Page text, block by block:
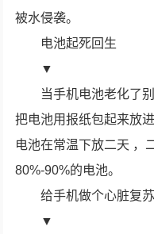
被水侵袭。
电池起死回生
▼
当手机电池老化了
把电池用报纸包起来放
电池在常温下放二天 ，
80%-90%的电池。
给手机做个心脏复苏
▼